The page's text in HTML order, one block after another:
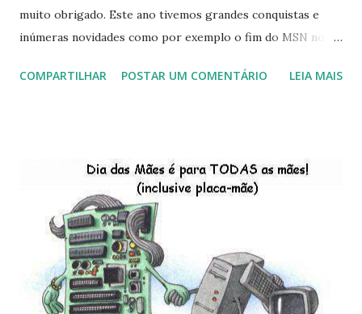
muito obrigado. Este ano tivemos grandes conquistas e
inúmeras novidades como por exemplo o fim do MSN no
do Kaiana que será lançada em 2013, distro nacional , a
do LibreOffice , o IX Latinoware, a Microsoft boicotando o
Linux (como sempre), o lançamento do Windows 8 e a sua
baixa taxa de adesão pelos usuários, entre out ros. Gostaria
de desejar a todos Boas Festas e que em 2013 possamos
estar juntos novamente. Feliz Natal!!!! F eli z 2013 a todos!!!
COMPARTILHAR POSTAR UM COMENTÁRIO LEIA MAIS